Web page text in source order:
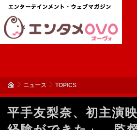
ニュース TOPICS
平手友梨奈、初主演